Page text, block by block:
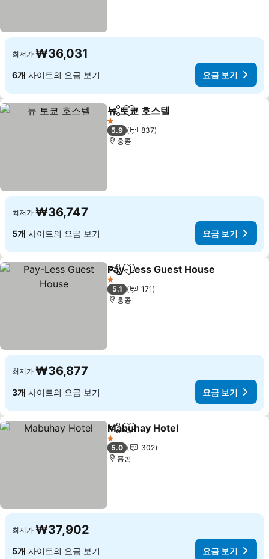
최저가 ₩36,031
6개 사이트의 요금 보기 요금 보기
공유 즐겨찾기에 추가
뉴 토쿄 호스텔
1 성급
5.9
837
홍콩
최저가 ₩36,747
5개 사이트의 요금 보기 요금 보기
공유 즐겨찾기에 추가
Pay-Less Guest House
1 성급
5.1
171
홍콩
최저가 ₩36,877
3개 사이트의 요금 보기 요금 보기
공유 즐겨찾기에 추가
Mabuhay Hotel
1 성급
5.0
302
홍콩
최저가 ₩37,902
5개 사이트의 요금 보기 요금 보기